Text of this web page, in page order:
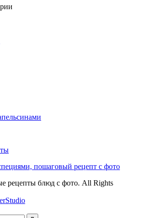
пошаговый рецепт с фото
рецепты блюд с фото. All Rights